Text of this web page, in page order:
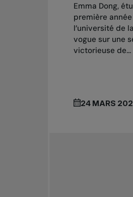
Emma Dong,
première
l’université de
vogue sur une
victorieuse de...
24 MARS